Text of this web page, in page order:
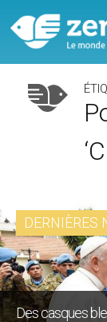
DERNIÈRES
Des casques